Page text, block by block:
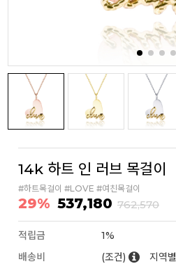
14k 하트 인 러브 목걸이
#하트목걸이 #LOVE #여친목걸이
29% 537,180 762,570
적립금
1%
배송비
(조건) 지역별